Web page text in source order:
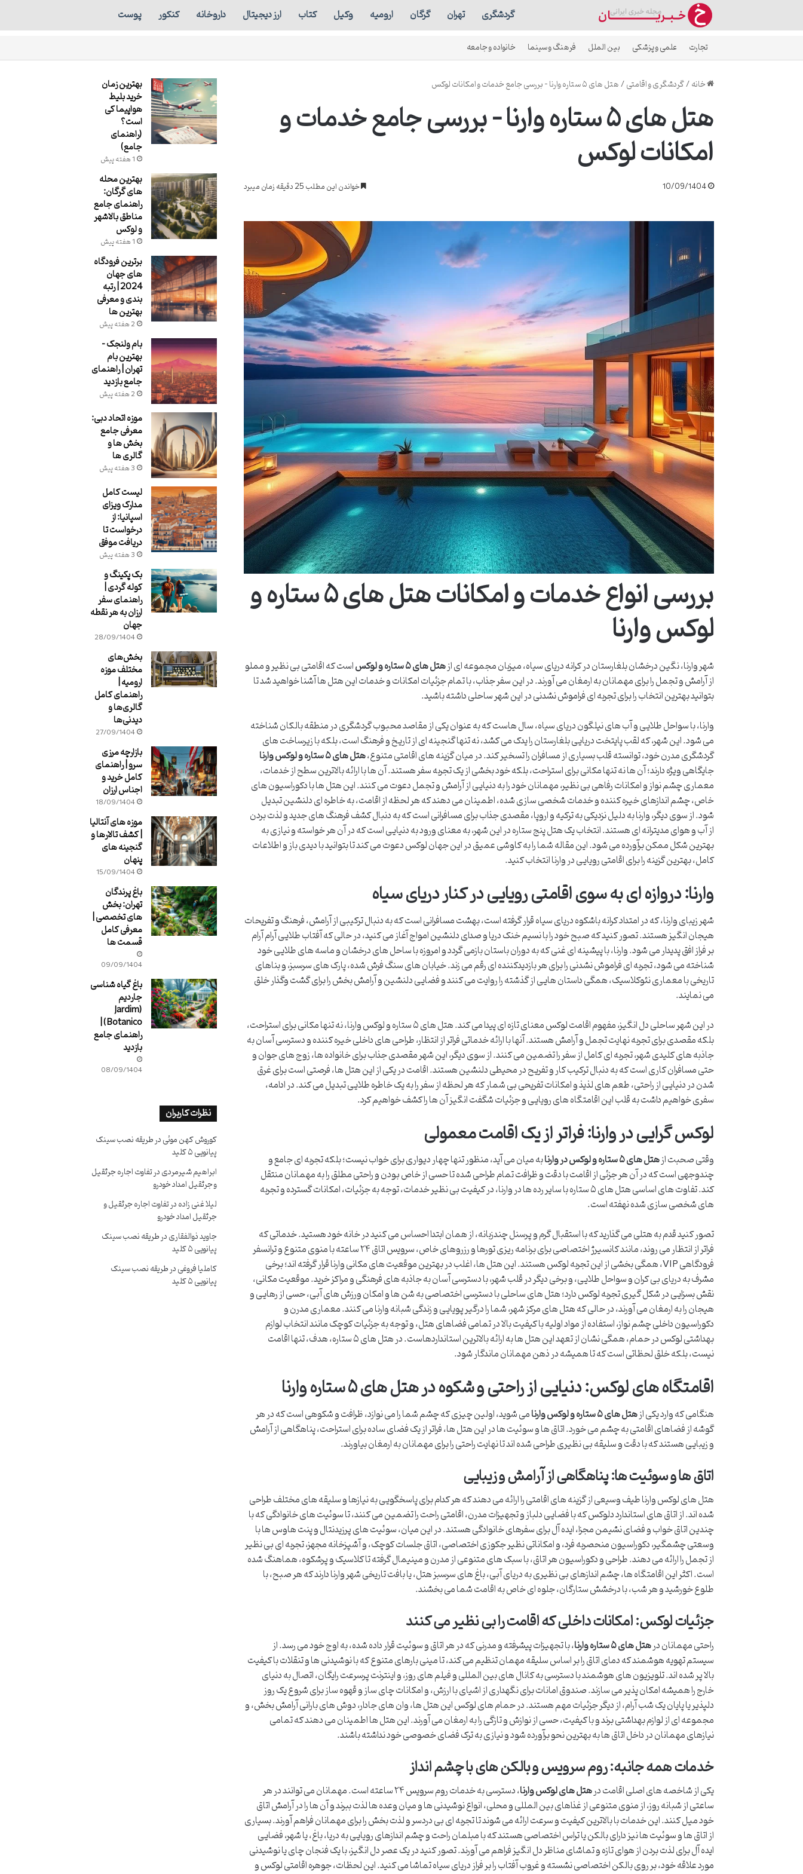
گردشگری تهران گرگان ارومیه وکیل کتاب ارز دیجیتال داروخانه کنکور پوست
تجارت علمی و پزشکی بین الملل فرهنگ و سینما خانواده و جامعه
خانه/گردشگری و اقامتی/هتل های ۵ ستاره وارنا – بررسی جامع خدمات و امکانات لوکس
هتل های ۵ ستاره وارنا – بررسی جامع خدمات و
امکانات لوکس
10/09/1404 خواندن این مطلب 25 دقیقه زمان میبرد
بررسی انواع خدمات و امکانات هتل های ۵ ستاره و
لوکس وارنا
شهر وارنا، نگین درخشان بلغارستان در کرانه دریای سیاه، میزبان مجموعه ای ازهتل های ۵ ستاره و لوکس است که اقامتی بی نظیر و مملو
از آرامش و تجمل را برای مهمانان به ارمغان می آورند. در این سفر جذاب، با تمام جزئیات امکانات و خدمات این هتل ها آشنا خواهید شد تا
بتوانید بهترین انتخاب را برای تجربه ای فراموش نشدنی در این شهر ساحلی داشته باشید.
وارنا، با سواحل طلایی و آب های نیلگون دریای سیاه، سال هاست که به عنوان یکی از مقاصد محبوب گردشگری در منطقه بالکان شناخته
می شود. این شهر، که لقب پایتخت دریایی بلغارستان را یدک می کشد، نه تنها گنجینه ای از تاریخ و فرهنگ است، بلکه با زیرساخت های
گردشگری مدرن خود، توانسته قلب بسیاری از مسافران را تسخیر کند. در میان گزینه های اقامتی متنوع،هتل های ۵ ستاره و لوکس وارنا
جایگاهی ویژه دارند؛ آن ها نه تنها مکانی برای استراحت، بلکه خود بخشی از یک تجربه سفر هستند. آن ها با ارائه بالاترین سطح از خدمات،
معماری چشم نواز و امکانات رفاهی بی نظیر، مهمانان خود را به دنیایی از آرامش و تجمل دعوت می کنند. این هتل ها با دکوراسیون های
خاص، چشم اندازهای خیره کننده و خدمات شخصی سازی شده، اطمینان می دهند که هر لحظه از اقامت، به خاطره ای دلنشین تبدیل
شود. از سوی دیگر، وارنا به دلیل نزدیکی به ترکیه و اروپا، مقصدی جذاب برای مسافرانی است که به دنبال کشف فرهنگ های جدید و لذت بردن
از آب و هوای مدیترانه ای هستند. انتخاب یک هتل پنج ستاره در این شهر، به معنای ورود به دنیایی است که در آن هر خواسته و نیازی به
بهترین شکل ممکن برآورده می شود. این مقاله شما را به کاوشی عمیق در این جهان لوکس دعوت می کند تا بتوانید با دیدی باز و اطلاعات
کامل، بهترین گزینه را برای اقامتی رویایی در وارنا انتخاب کنید.
وارنا: دروازه ای به سوی اقامتی رویایی در کنار دریای سیاه
شهر زیبای وارنا، که در امتداد کرانه باشکوه دریای سیاه قرار گرفته است، بهشت ​​مسافرانی است که به دنبال ترکیبی از آرامش، فرهنگ و تفریحات
هیجان انگیز هستند. تصور کنید که صبح خود را با نسیم خنک دریا و صدای دلنشین امواج آغاز می کنید، در حالی که آفتاب طلایی آرام آرام
بر فراز افق پدیدار می شود. وارنا، با پیشینه ای غنی که به دوران باستان بازمی گردد و امروزه با ساحل های درخشان و ماسه های طلایی خود
شناخته می شود، تجربه ای فراموش نشدنی را برای هر بازدیدکننده ای رقم می زند. خیابان های سنگ فرش شده، پارک های سرسبز، و بناهای
تاریخی با معماری نئوکلاسیک، همگی داستان هایی از گذشته را روایت می کنند و فضایی دلنشین و آرامش بخش را برای گشت وگذار خلق
می نمایند.
در این شهر ساحلی دل انگیز، مفهوم اقامت لوکس معنای تازه ای پیدا می کند. هتل های ۵ ستاره و لوکس وارنا، نه تنها مکانی برای استراحت،
بلکه مقصدی برای تجربه نهایت تجمل و آرامش هستند. آنها با ارائه خدماتی فراتر از انتظار، طراحی های داخلی خیره کننده و دسترسی آسان به
جاذبه های کلیدی شهر، تجربه ای کامل از سفر را تضمین می کنند. از سوی دیگر، این شهر مقصدی جذاب برای خانواده ها، زوج های جوان و
حتی مسافران کاری است که به دنبال ترکیب کار و تفریح در محیطی دلنشین هستند. اقامت در یکی از این هتل ها، فرصتی است برای غرق
شدن در دنیایی از راحتی، طعم های لذیذ و امکانات تفریحی بی شمار که هر لحظه از سفر را به یک خاطره طلایی تبدیل می کند. در ادامه،
سفری خواهیم داشت به قلب این اقامتگاه های رویایی و جزئیات شگفت انگیز آن ها را کشف خواهیم کرد.
لوکس گرایی در وارنا: فراتر از یک اقامت معمولی
وقتی صحبت ازهتل های ۵ ستاره و لوکس در وارنا به میان می آید، منظور تنها چهار دیواری برای خواب نیست؛ بلکه تجربه ای جامع و
چندوجهی است که در آن هر جزئی از اقامت با دقت و ظرافت تمام طراحی شده تا حسی از خاص بودن و راحتی مطلق را به مهمانان منتقل
کند. تفاوت های اساسی هتل های ۵ ستاره با سایر رده ها در وارنا، در کیفیت بی نظیر خدمات، توجه به جزئیات، امکانات گسترده و تجربه
های شخصی سازی شده نهفته است.
تصور کنید قدم به هتلی می گذارید که با استقبال گرم و پرسنل چندزبانه، از همان ابتدا احساس می کنید در خانه خود هستید. خدماتی که
فراتر از انتظار می روند، مانند کانسیرژ اختصاصی برای برنامه ریزی تورها و رزروهای خاص، سرویس اتاق ۲۴ ساعته با منوی متنوع و ترانسفر
فرودگاهی VIP، همگی بخشی از این تجربه لوکس هستند. این هتل ها، اغلب در بهترین موقعیت های مکانی وارنا قرار گرفته اند؛ برخی
مشرف به دریای بی کران و سواحل طلایی، و برخی دیگر در قلب شهر، با دسترسی آسان به جاذبه های فرهنگی و مراکز خرید. موقعیت مکانی،
نقش بسزایی در شکل گیری تجربه لوکس دارد؛ هتل های ساحلی با دسترسی اختصاصی به شن ها و امکان ورزش های آبی، حسی از رهایی و
هیجان را به ارمغان می آورند، در حالی که هتل های مرکز شهر، شما را درگیر پویایی و زندگی شبانه وارنا می کنند. معماری مدرن و
دکوراسیون داخلی چشم نواز، استفاده از مواد اولیه با کیفیت بالا در تمامی فضاهای هتل، و توجه به جزئیات کوچک مانند انتخاب لوازم
بهداشتی لوکس در حمام، همگی نشان از تعهد این هتل ها به ارائه بالاترین استانداردهاست. در هتل های ۵ ستاره، هدف، تنها اقامت
نیست، بلکه خلق لحظاتی است که تا همیشه در ذهن مهمانان ماندگار شود.
اقامتگاه های لوکس: دنیایی از راحتی و شکوه در هتل های ۵ ستاره وارنا
هنگامی که وارد یکی ازهتل های ۵ ستاره و لوکس وارنا می شوید، اولین چیزی که چشم شما را می نوازد، ظرافت و شکوهی است که در هر
گوشه از فضاهای اقامتی به چشم می خورد. اتاق ها و سوئیت ها در این هتل ها، فراتر از یک فضای ساده برای استراحت، پناهگاهی از آرامش
و زیبایی هستند که با دقت و سلیقه بی نظیری طراحی شده اند تا نهایت راحتی را برای مهمانان به ارمغان بیاورند.
اتاق ها و سوئیت ها: پناهگاهی از آرامش و زیبایی
هتل های لوکس وارنا طیف وسیعی از گزینه های اقامتی را ارائه می دهند که هر کدام برای پاسخگویی به نیازها و سلیقه های مختلف طراحی
شده اند. از اتاق های استاندارد دلوکس که با فضایی دلباز و تجهیزات مدرن، اقامتی راحت را تضمین می کنند، تا سوئیت های خانوادگی که با
چندین اتاق خواب و فضای نشیمن مجزا، ایده آل برای سفرهای خانوادگی هستند. در این میان، سوئیت های پرزیدنتال و پنت هاوس ها با
وسعتی چشمگیر، دکوراسیون منحصربه فرد، و امکاناتی نظیر جکوزی اختصاصی، اتاق جلسات کوچک، و آشپزخانه مجهز، تجربه ای بی نظیر
از تجمل را ارائه می دهند. طراحی و دکوراسیون هر اتاق، با سبک های متنوعی از مدرن و مینیمال گرفته تا کلاسیک و پرشکوه، هماهنگ شده
است. اکثر این اقامتگاه ها، چشم اندازهای بی نظیری به دریای آبی، باغ های سرسبز هتل، یا بافت تاریخی شهر وارنا دارند که هر صبح، با
طلوع خورشید و هر شب، با درخشش ستارگان، جلوه ای خاص به اقامت شما می بخشند.
جزئیات لوکس: امکانات داخلی که اقامت را بی نظیر می کنند
راحتی مهمانان درهتل های ۵ ستاره وارنا ، با تجهیزات پیشرفته و مدرنی که در هر اتاق و سوئیت قرار داده شده، به اوج خود می رسد. از
سیستم تهویه هوشمند که دمای اتاق را بر اساس سلیقه مهمان تنظیم می کند، تا مینی بارهای متنوع که با نوشیدنی ها و تنقلات با کیفیت
بالا پر شده اند. تلویزیون های هوشمند با دسترسی به کانال های بین المللی و فیلم های روز، و اینترنت پرسرعت رایگان، اتصال به دنیای
خارج را همیشه امکان پذیر می سازند. صندوق امانات برای نگهداری از اشیای با ارزش، و امکانات چای ساز و قهوه ساز برای شروع یک روز
دلپذیر یا پایان یک شب آرام، از دیگر جزئیات مهم هستند. در حمام های لوکس این هتل ها، وان های جادار، دوش های بارانی آرامش بخش، و
مجموعه ای از لوازم بهداشتی برند و با کیفیت، حسی از نوازش و تازگی را به ارمغان می آورند. این هتل ها اطمینان می دهند که تمامی
نیازهای مهمانان در داخل اتاق ها به بهترین نحو برآورده شود و نیازی به ترک فضای خصوصی خود نداشته باشند.
خدمات همه جانبه: روم سرویس و بالکن های با چشم انداز
یکی از شاخصه های اصلی اقامت درهتل های لوکس وارنا ، دسترسی به خدمات روم سرویس ۲۴ ساعته است. مهمانان می توانند در هر
ساعتی از شبانه روز، از منوی متنوعی از غذاهای بین المللی و محلی، انواع نوشیدنی ها و میان وعده ها لذت ببرند و آن ها را در آرامش اتاق
خود میل کنند. این خدمات با بالاترین کیفیت و سرعت ارائه می شوند تا تجربه ای بی دردسر و لذت بخش را برای مهمانان فراهم آورند. بسیاری
از اتاق ها و سوئیت ها نیز دارای بالکن یا تراس اختصاصی هستند که با مبلمان راحت و چشم اندازهای رویایی به دریا، باغ، یا شهر، فضایی
ایده آل برای لذت بردن از هوای تازه و تماشای مناظر دل انگیز فراهم می آورند. تصور کنید در یک عصر دل انگیز، با یک فنجان چای یا نوشیدنی
مورد علاقه خود، بر روی بالکن اختصاصی نشسته و غروب آفتاب را بر فراز دریای سیاه تماشا می کنید. این لحظات، جوهره اقامتی لوکس و
بهترین زمان
خرید بلیط
هواپیما کی
است؟
(راهنمای
جامع)
1 هفته پیش
بهترین محله
های گرگان:
راهنمای جامع
مناطق بالاشهر
و لوکس
1 هفته پیش
برترین فرودگاه
های جهان
2024 | رتبه
بندی و معرفی
بهترین ها
2 هفته پیش
بام ولنجک –
بهترین بام
تهران | راهنمای
جامع بازدید
2 هفته پیش
موزه اتحاد دبی:
معرفی جامع
بخش ها و
گالری ها
3 هفته پیش
لیست کامل
مدارک ویزای
اسپانیا: از
درخواست تا
دریافت موفق
3 هفته پیش
بک پکینگ و
کوله گردی |
راهنمای سفر
ارزان به هر نقطه
جهان
28/09/1404
بخش‌های
مختلف موزه
ارومیه |
راهنمای کامل
گالری‌ها و
دیدنی‌ها
27/09/1404
بازارچه مرزی
سرو | راهنمای
کامل خرید و
اجناس ارزان
18/09/1404
موزه های آنتالیا
| کشف تالارها و
گنجینه های
پنهان
15/09/1404
باغ پرندگان
تهران: بخش
های تخصصی |
معرفی کامل
قسمت ها
09/09/1404
باغ گیاه شناسی
جاردیم
(Jardim
Botanico) |
راهنمای جامع
بازدید
08/09/1404
نظرات کاربران
کوروش کهن موئیدرطریقه نصب سینک
پیانویی ۵ کلید
ابراهیم شیرمردیدرتفاوت اجاره جرثقیل
و جرثقیل امداد خودرو
لیلا غنی زادهدرتفاوت اجاره جرثقیل و
جرثقیل امداد خودرو
جاوید ذوالفقاریدرطریقه نصب سینک
پیانویی ۵ کلید
کاملیا فروغیدرطریقه نصب سینک
پیانویی ۵ کلید